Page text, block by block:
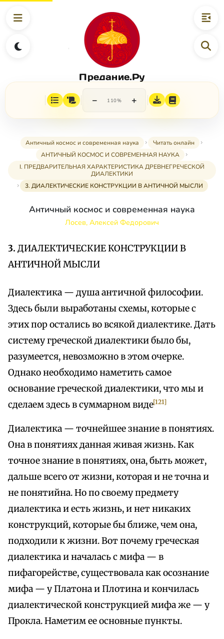
Предание.Ру
− 110% +
Античный космос и современная наука
Читать онлайн
АНТИЧНЫЙ КОСМОС И СОВРЕМЕННАЯ НАУКА
I. ПРЕДВАРИТЕЛbНАЯ ХАРАКТЕРИСТИКА ДРЕВНЕГРЕЧЕСКОЙ
ДИАЛЕКТИКИ
3. ДИАЛЕКТИЧЕСКИЕ КОНСТРУКЦИИ В АНТИЧНОЙ МЫСЛИ
Античный космос и современная наука
Лосев, Алексей Федорович
3. ДИАЛЕКТИЧЕСКИЕ КОНСТРУКЦИИ В
АНТИЧНОЙ МЫСЛИ
Диалектика — душа античной философии.
Здесь были выработаны схемы, которые с
этих пор остались во всякой диалектике. Дать
систему греческой диалектики было бы,
разумеется, невозможно в этом очерке.
Однако необходимо наметить самое
основание греческой диалектики, что мы и
сделаем здесь в суммарном виде[121]
Диалектика — точнейшее знание в понятиях.
Она в понятиях данная живая жизнь. Как
точное знание в понятиях, она, быть может,
дальше всего от жизни, которая и не точна и
не понятийна. Но по своему предмету
диалектика и есть жизнь, и нет никаких
конструкций, которые бы ближе, чем она,
подходили к жизни. Вот почему греческая
диалектика и началась с мифа — в
пифагорействе, существовала как осознание
мифа — у Платона и Плотина и кончилась
диалектической конструкцией мифа же — у
Прокла. Наметим ее основные пункты.